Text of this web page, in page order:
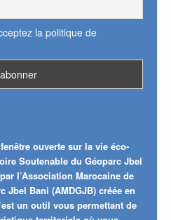
la politique de
ouverte sur la vie éco-
Soutenable du Géoparc Jbel
l’Association Marocaine de
Jbel Bani (AMDGJB) créée en
un outil vous permettant de